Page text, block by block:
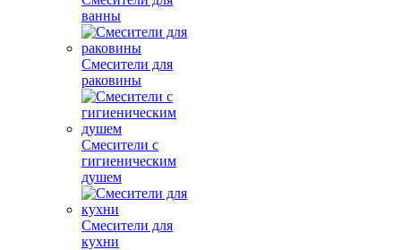
ванны
Смесители для
раковины
Смесители с
гигиеническим
душем
Смесители для
кухни